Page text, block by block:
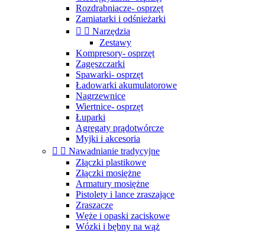
Rozdrabniacze- osprzęt
Zamiatarki i odśnieżarki
  Narzędzia
Zestawy
Kompresory- osprzęt
Zagęszczarki
Spawarki- osprzęt
Ładowarki akumulatorowe
Nagrzewnice
Wiertnice- osprzęt
Łuparki
Agregaty prądotwórcze
Myjki i akcesoria
  Nawadnianie tradycyjne
Złączki plastikowe
Złączki mosiężne
Armatury mosiężne
Pistolety i lance zraszające
Zraszacze
Węże i opaski zaciskowe
Wózki i bębny na wąż